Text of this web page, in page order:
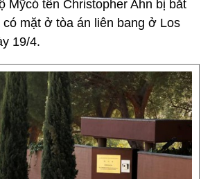
Mỹcó tên Christopher Ahn bị bắt
mặt ở tòa án liên bang ở Los
19/4.